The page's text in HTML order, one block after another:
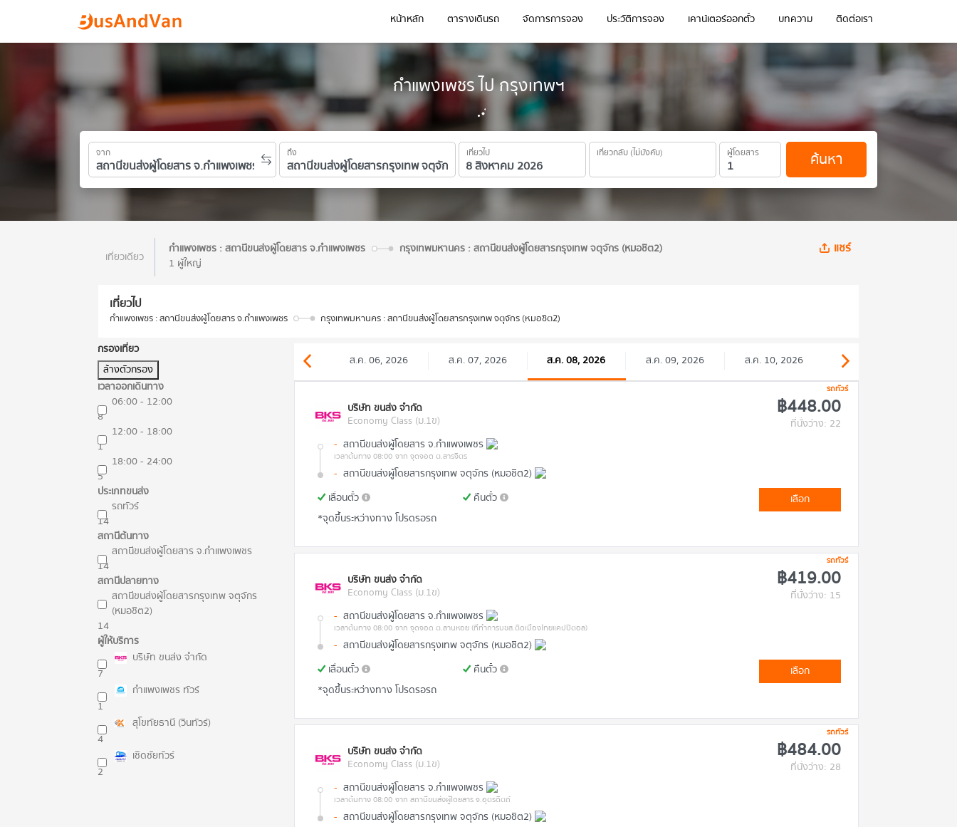
กำแพงเพชร ไป กรุงเทพฯ
จาก ถึง เที่ยวไป เที่ยวกลับ (ไม่บังคับ) ผู้โดยสาร ค้นหา
หน้าหลัก ตารางเดินรถ จัดการการจอง ประวัติการจอง เคาน์เตอร์ออกตั๋ว บทความ ติดต่อเรา
เที่ยวเดียว
กำแพงเพชร : สถานีขนส่งผู้โดยสาร จ.กำแพงเพชร
กรุงเทพมหานคร : สถานีขนส่งผู้โดยสารกรุงเทพ จตุจักร (หมอชิต2)
1 ผู้ใหญ่
แชร์
เที่ยวไป
กำแพงเพชร : สถานีขนส่งผู้โดยสาร จ.กำแพงเพชร กรุงเทพมหานคร : สถานีขนส่งผู้โดยสารกรุงเทพ จตุจักร (หมอชิต2)
กรองเที่ยว
ล้างตัวกรอง
เวลาออกเดินทาง
06:00 - 12:00
8
12:00 - 18:00
1
18:00 - 24:00
5
ประเภทขนส่ง
รถทัวร์
14
สถานีต้นทาง
สถานีขนส่งผู้โดยสาร จ.กำแพงเพชร
14
สถานีปลายทาง
สถานีขนส่งผู้โดยสารกรุงเทพ จตุจักร
(หมอชิต2)
14
ผู้ให้บริการ
บริษัท ขนส่ง จำกัด
7
กำแพงเพชร ทัวร์
1
สุโขทัยธานี (วินทัวร์)
4
เชิดชัยทัวร์
2
ส.ค. 06, 2026 ส.ค. 07, 2026 ส.ค. 08, 2026 ส.ค. 09, 2026 ส.ค. 10, 2026
รถทัวร์
บริษัท ขนส่ง จำกัด
Economy Class (ม.1ข)
฿448.00
ที่นั่งว่าง: 22
- สถานีขนส่งผู้โดยสาร จ.กำแพงเพชร
เวลาต้นทาง 08:00 จาก จุดจอด ต.สารจิตร
- สถานีขนส่งผู้โดยสารกรุงเทพ จตุจักร (หมอชิต2)
เลื่อนตั๋ว
คืนตั๋ว
*จุดขึ้นระหว่างทาง โปรดรอรถ
เลือก
รถทัวร์
บริษัท ขนส่ง จำกัด
Economy Class (ม.1ข)
฿419.00
ที่นั่งว่าง: 15
- สถานีขนส่งผู้โดยสาร จ.กำแพงเพชร
เวลาต้นทาง 08:00 จาก จุดจอด ต.ลานหอย (ที่ทำการบขส.ติดเมืองไทยแคปปิตอล)
- สถานีขนส่งผู้โดยสารกรุงเทพ จตุจักร (หมอชิต2)
เลื่อนตั๋ว
คืนตั๋ว
*จุดขึ้นระหว่างทาง โปรดรอรถ
เลือก
รถทัวร์
บริษัท ขนส่ง จำกัด
Economy Class (ม.1ข)
฿484.00
ที่นั่งว่าง: 28
- สถานีขนส่งผู้โดยสาร จ.กำแพงเพชร
เวลาต้นทาง 08:00 จาก สถานีขนส่งผู้โดยสาร จ.อุตรดิตถ์
- สถานีขนส่งผู้โดยสารกรุงเทพ จตุจักร (หมอชิต2)